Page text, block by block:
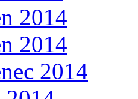
2014
2014
2014